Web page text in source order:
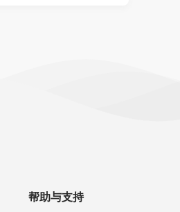
帮助与支持